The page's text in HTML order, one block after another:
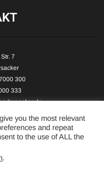
7
300
333
- All Rights Reserved.
you the most relevant
and repeat
to the use of ALL the
.